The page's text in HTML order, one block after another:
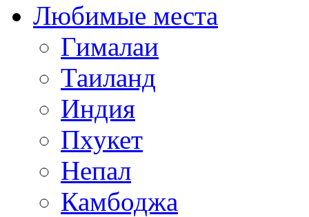
Любимые места
Гималаи
Таиланд
Индия
Пхукет
Непал
Камбоджа